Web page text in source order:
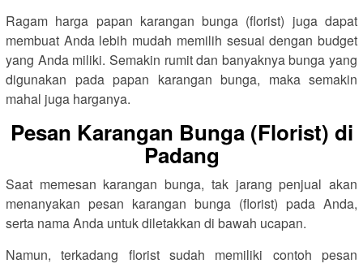
Ragam harga papan karangan bunga (florist) juga dapat
membuat Anda lebih mudah memilih sesuai dengan budget
yang Anda miliki. Semakin rumit dan banyaknya bunga yang
digunakan pada papan karangan bunga, maka semakin
mahal juga harganya.
Pesan Karangan Bunga (Florist) di
Padang
Saat memesan karangan bunga, tak jarang penjual akan
menanyakan pesan karangan bunga (florist) pada Anda,
serta nama Anda untuk diletakkan di bawah ucapan.
Namun, terkadang florist sudah memiliki contoh pesan